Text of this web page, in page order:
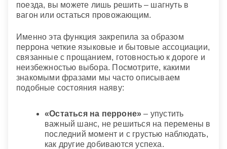
поезда, вы можете лишь решить – шагнуть в
вагон или остаться провожающим.
Именно эта функция закрепила за образом
перрона четкие языковые и бытовые ассоциации,
связанные с прощанием, готовностью к дороге и
неизбежностью выбора. Посмотрите, какими
знакомыми фразами мы часто описываем
подобные состояния наяву:
«Остаться на перроне» – упустить
важный шанс, не решиться на перемены в
последний момент и с грустью наблюдать,
как другие добиваются успеха.